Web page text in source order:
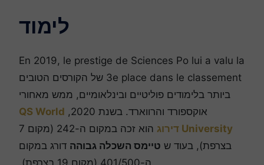
לימוד
En 2019, le prestige de Sciences Po lui a valu la
3e place dans le classement של הקורסים הטובים
ביותר בלימודים פוליטיים ובינלאומיים, ממש מאחורי
אוקספורד והרווארד. בשנת 2020,
QS World
University דירוג
הוא זכה במקום ה-242 (מקום 7
בצרפת), בעוד שטיימס השכלה גבוההדורג במקום